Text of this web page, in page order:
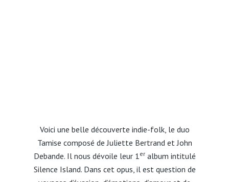
Voici une belle découverte indie-folk, le duo
Tamise composé de Juliette Bertrand et John
Debande. Il nous dévoile leur 1eralbum intitulé
Silence Island. Dans cet opus, il est question de